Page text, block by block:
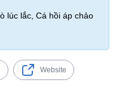
lúc lắc, Cá hồi áp chảo
Website